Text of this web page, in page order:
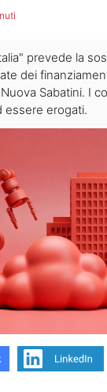
prevede la
dei
Sabatini. I
essere erogati.